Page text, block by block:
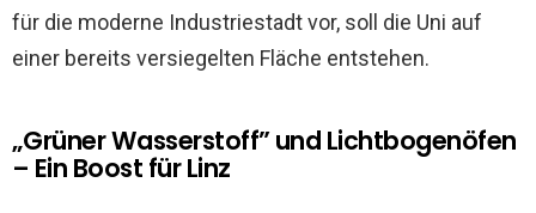
für die moderne Industriestadt vor, soll die Uni auf
einer bereits versiegelten Fläche entstehen.
„Grüner Wasserstoff” und Lichtbogenöfen
– Ein Boost für Linz